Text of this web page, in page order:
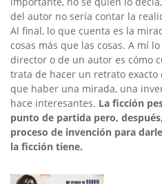
del autor no sería contar la
Al final, lo que cuenta es la
cosas más que las cosas. A mí
director o de un autor es cómo
trata de hacer un retrato
que haber una mirada, una
hace interesantes. La ficción
punto de partida pero,
proceso de invención para
la ficción tiene.